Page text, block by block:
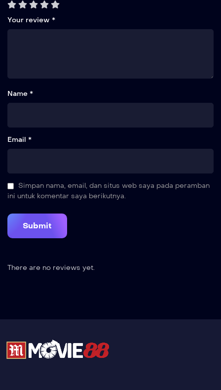
Your review *
Name *
Email *
Simpan nama, email, dan situs web saya pada peramban
ini untuk komentar saya berikutnya.
There are no reviews yet.